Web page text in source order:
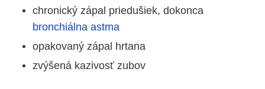
chronický zápal priedušiek, dokonca
bronchiálna astma
opakovaný zápal hrtana
zvýšená kazivosť zubov